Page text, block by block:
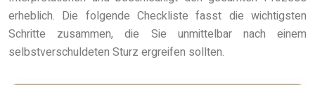
erheblich. Die folgende Checkliste fasst die wichtigsten
Schritte zusammen, die Sie unmittelbar nach einem
selbstverschuldeten Sturz ergreifen sollten.